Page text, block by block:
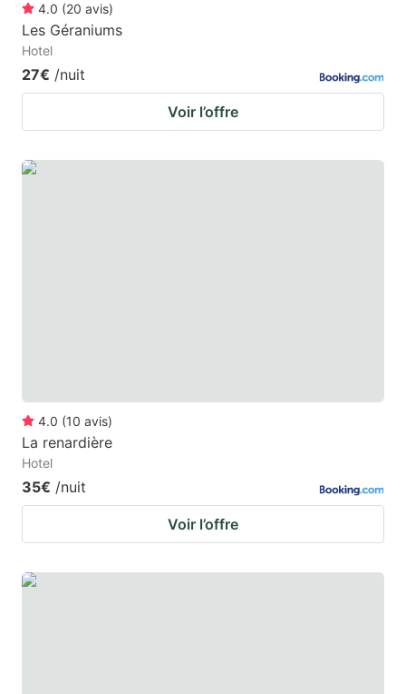
4.0 (20 avis)
Les Géraniums
Hotel
27€ /nuit
Voir l’offre
4.0 (10 avis)
La renardière
Hotel
35€ /nuit
Voir l’offre